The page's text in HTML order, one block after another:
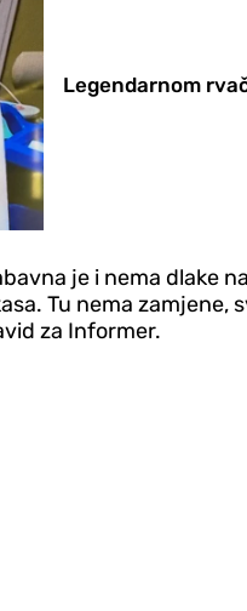
Legendarnom
je i nema dlake
Tu nema
za Informer.